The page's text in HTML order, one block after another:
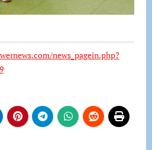
news_pagein.php?